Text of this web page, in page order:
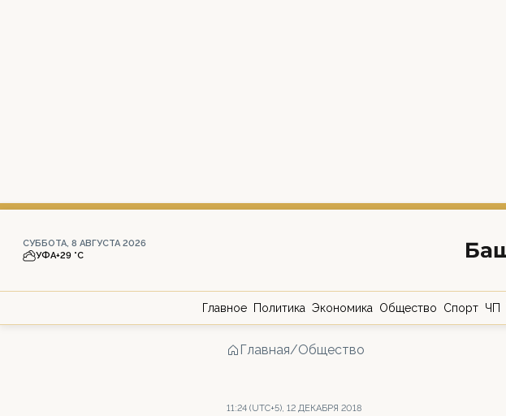
СУББОТА, 8 АВГУСТА 2026
УФА+29 °С
Главное Политика Экономика Общество Спорт ЧП
Главная/Общество
11:24 (UTC+5), 12 ДЕКАБРЯ 2018